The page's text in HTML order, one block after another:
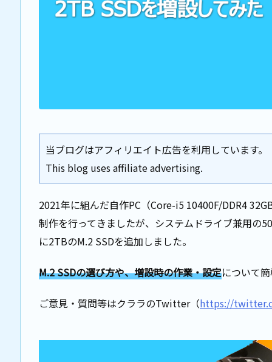
当ブログはアフィリエイト広告を利用しています。
This blog uses affiliate advertising.
2021年に組んだ自作PC（Core-i5 10400F/DDR4
制作を行ってきましたが、システムドライブ兼用の
に2TBのM.2 SSDを追加しました。
M.2 SSDの選び方や、増設時の作業・設定について
ご意見・質問等はクララのTwitter（https://